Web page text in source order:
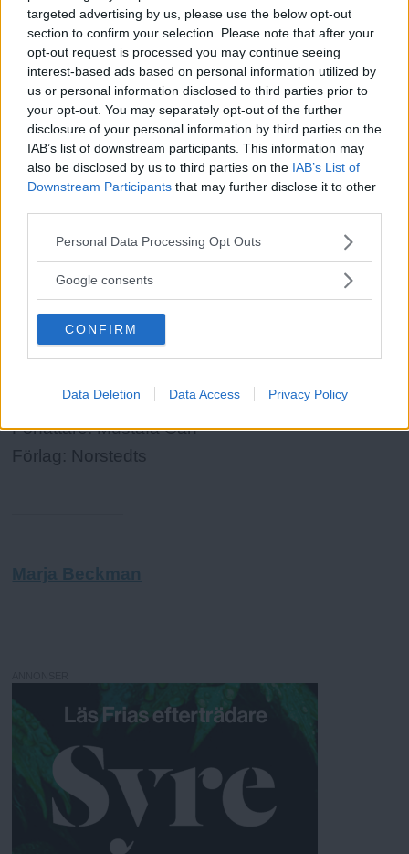
targeted advertising by us, please use the below opt-out
section to confirm your selection. Please note that after your
opt-out request is processed you may continue seeing
interest-based ads based on personal information utilized by
us or personal information disclosed to third parties prior to
your opt-out. You may separately opt-out of the further
disclosure of your personal information by third parties on the
IAB’s list of downstream participants. This information may
also be disclosed by us to third parties on the IAB’s List of
Downstream Participants that may further disclose it to other
Please note that this website/app uses one or more Google
not limited to your visit or usage behaviour. You may click to
use your data for below specified purposes in below Google
consent section.
Personal Data Processing Opt Outs
Google consents
CONFIRM
Data Deletion Data Access Privacy Policy
Läs Frias efterträdare!
Syreär Sveriges enda gröna dagstidning som
finns både digitalt och i tryck.
trots att de förlorade sju barn eftersom de inte hade
tillgång till läkare.
Det är svårt att avsluta en bok, och sista kapitlet där
modern får tala från andra sidan graven tillför inte så
mycket. Men Mustafa Can är ändå värd all den
medieuppmärksamhet han får - alla svenskar bör läsa
Tätt intill dagarna och få lite perspektiv på sina liv.
Tätt intill dagarna
Författare: Mustafa Can
Förlag: Norstedts
Marja Beckman